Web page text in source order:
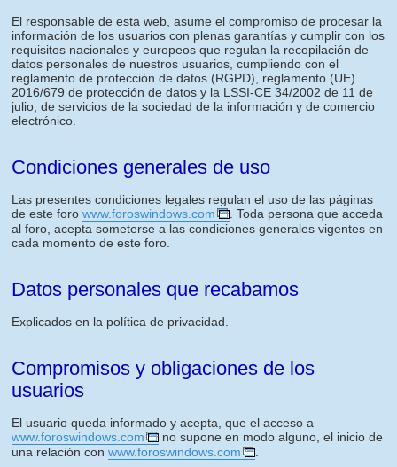
El responsable de esta web, asume el compromiso de procesar la
información de los usuarios con plenas garantías y cumplir con los
requisitos nacionales y europeos que regulan la recopilación de
datos personales de nuestros usuarios, cumpliendo con el
reglamento de protección de datos (RGPD), reglamento (UE)
2016/679 de protección de datos y la LSSI-CE 34/2002 de 11 de
julio, de servicios de la sociedad de la información y de comercio
electrónico.
Condiciones generales de uso
Las presentes condiciones legales regulan el uso de las páginas
de este foro www.foroswindows.com
. Toda persona que acceda
al foro, acepta someterse a las condiciones generales vigentes en
cada momento de este foro.
Datos personales que recabamos
Explicados en la política de privacidad.
Compromisos y obligaciones de los
usuarios
El usuario queda informado y acepta, que el acceso a
www.foroswindows.com
no supone en modo alguno, el inicio de
una relación con www.foroswindows.com